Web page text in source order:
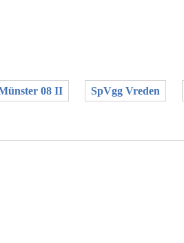
08 II SpVgg Vreden